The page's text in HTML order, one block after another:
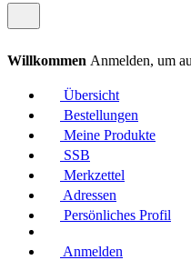
Willkommen Anmelden, um
Übersicht
Bestellungen
Meine Produkte
SSB
Merkzettel
Adressen
Persönliches Profil
Anmelden